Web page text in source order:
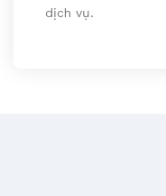
dịch vụ.